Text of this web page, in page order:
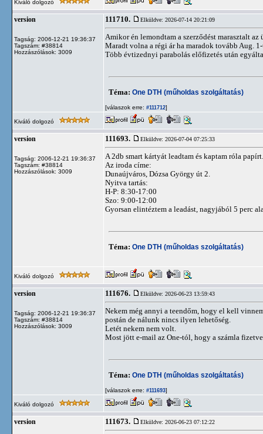
Kiváló dolgozó
version
Tagság: 2006-12-21 19:36:37
Tagszám: #38814
Hozzászólások: 3009
111710. Elküldve: 2026-07-14 20:21:09
Amikor én lemondtam a szerződést marasztalt az
Maradt volna a régi ár ha maradok tovább Aug.
Több évtizednyi parabolás előfizetés után
Téma: One DTH (műholdas szolgáltatás)
[válaszok erre: #111712]
Kiváló dolgozó
version
Tagság: 2006-12-21 19:36:37
Tagszám: #38814
Hozzászólások: 3009
111693. Elküldve: 2026-07-04 07:25:33
A 2db smart kártyát leadtam és kaptam róla papírt.
Az iroda címe:
Dunaújváros, Dózsa György út 2.
Nyitva tartás:
H-P: 8:30-17:00
Szo: 9:00-12:00
Gyorsan elintéztem a leadást, nagyjából 5 perc
Téma: One DTH (műholdas szolgáltatás)
Kiváló dolgozó
version
Tagság: 2006-12-21 19:36:37
Tagszám: #38814
Hozzászólások: 3009
111676. Elküldve: 2026-06-23 13:59:43
Nekem még annyi a teendőm, hogy el kell
postán de nálunk nincs ilyen lehetőség.
Letét nekem nem volt.
Most jött e-mail az One-tól, hogy a számla
Téma: One DTH (műholdas szolgáltatás)
[válaszok erre: #111693]
Kiváló dolgozó
version 111673. Elküldve: 2026-06-23 07:12:22